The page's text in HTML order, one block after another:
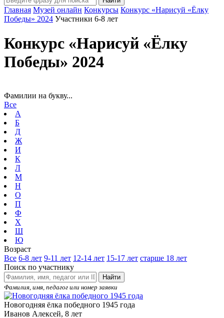
Главная Музей онлайн Конкурсы Конкурс «Нарисуй «Ёлку
Победы» 2024 Участники 6-8 лет
Конкурс «Нарисуй «Ёлку
Победы» 2024
Фамилии на букву...
Все
А
Б
Д
Ж
И
К
Л
М
Н
О
П
Ф
Х
Ш
Ю
Возраст
Все 6-8 лет 9-11 лет 12-14 лет 15-17 лет старше 18 лет
Поиск по участнику
Найти
Фамилия, имя, педагог или номер заявки
Новогодняя ёлка победного 1945 года
Иванов Алексей, 8 лет